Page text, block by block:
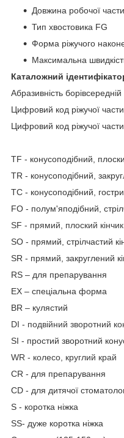
Довжина робочої
Тип хвостовика FG
Форма ріжучого
Максимальна
Каталожний
Абразивність
Цифровий код ріжучої
Цифровий код ріжучої
TF - конусоподібний,
TR - конусоподібний,
TC - конусоподібний,
FO - полум'яподібний,
SF - прямий, плоский кінчик
SO - прямий, стрілчастий
SR - прямий, закруглений
RS – для препарування
EX – спеціальна форма
BR – кулястий
DI - подвійний зворотний
SI - простий зворотний
WR - колесо, круглий край
CR - для препарування
CD - для дитячої
S - коротка ніжка
SS- дуже коротка ніжка